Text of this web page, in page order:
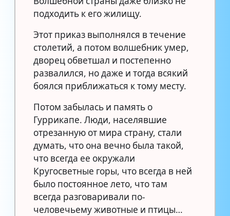
подходить к его жилищу.
Этот приказ выполнялся в течение
столетий, а потом волшебник умер,
дворец обветшал и постепенно
развалился, но даже и тогда всякий
боялся приближаться к тому месту.
Потом забылась и память о
Гуррикапе. Люди, населявшие
отрезанную от мира страну, стали
думать, что она вечно была такой,
что всегда ее окружали
Кругосветные горы, что всегда в ней
было постоянное лето, что там
всегда разговаривали по-
человечьему животные и птицы…